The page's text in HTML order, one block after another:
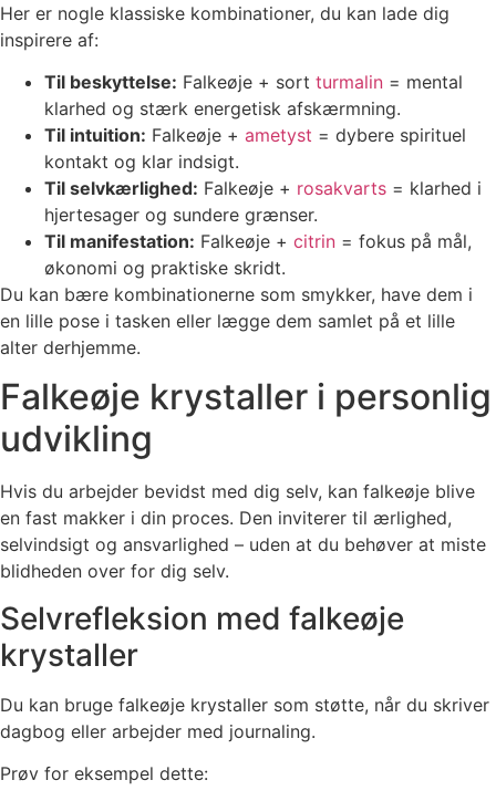
Her er nogle klassiske kombinationer, du kan lade dig
inspirere af:
Til beskyttelse: Falkeøje + sort turmalin = mental
klarhed og stærk energetisk afskærmning.
Til intuition: Falkeøje + ametyst = dybere spirituel
kontakt og klar indsigt.
Til selvkærlighed: Falkeøje + rosakvarts = klarhed i
hjertesager og sundere grænser.
Til manifestation: Falkeøje + citrin = fokus på mål,
økonomi og praktiske skridt.
Du kan bære kombinationerne som smykker, have dem i
en lille pose i tasken eller lægge dem samlet på et lille
alter derhjemme.
Falkeøje krystaller i personlig
udvikling
Hvis du arbejder bevidst med dig selv, kan falkeøje blive
en fast makker i din proces. Den inviterer til ærlighed,
selvindsigt og ansvarlighed – uden at du behøver at miste
blidheden over for dig selv.
Selvrefleksion med falkeøje
krystaller
Du kan bruge falkeøje krystaller som støtte, når du skriver
dagbog eller arbejder med journaling.
Prøv for eksempel dette: